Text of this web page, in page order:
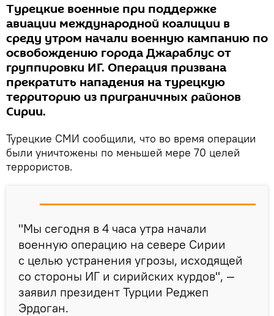
Турецкие военные при поддержке
авиации международной коалиции в
среду утром начали военную кампанию по
освобождению города Джараблус от
группировки ИГ. Операция призвана
прекратить нападения на турецкую
территорию из приграничных районов
Сирии.
Турецкие СМИ сообщили, что во время операции
были уничтожены по меньшей мере 70 целей
террористов.
"Мы сегодня в 4 часа утра начали
военную операцию на севере Сирии
с целью устранения угрозы, исходящей
со стороны ИГ и сирийских курдов", —
заявил президент Турции Реджеп
Эрдоган.